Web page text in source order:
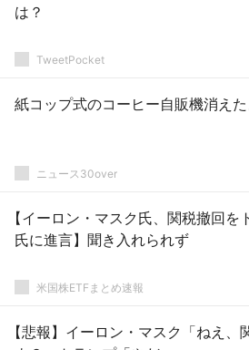
は？
TweetPocket
紙コップ式のコーヒー自販機消え
ニュース30over
【イーロン・マスク氏、関税撤回を
氏に進言】聞き入れられず
米国株ETFまとめ速報
【悲報】イーロン・マスク「ねえ、